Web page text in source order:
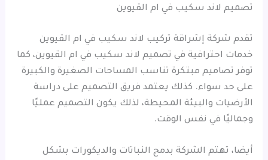
تصميم لاند سكيب في ام القيوين
تقدم شركة إشراقة تركيب لاند سكيب في ام القيوين
خدمات احترافية في تصميم لاند سكيب في ام القيوين، كما
توفر تصاميم مبتكرة تناسب المساحات الصغيرة والكبيرة
على حد سواء. كذلك يعتمد فريق التصميم على دراسة
الأرضيات والبيئة المحيطة، لذلك يكون التصميم عمليًا
وجماليًا في نفس الوقت.
أيضا، تهتم الشركة بدمج النباتات والديكورات بشكل